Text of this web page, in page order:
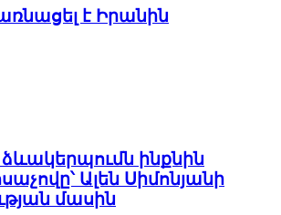
է Իրանին
ինքնին
Ալեն Սիմոնյանի
մասին